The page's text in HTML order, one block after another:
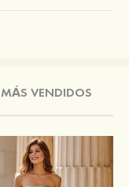
VENDIDOS